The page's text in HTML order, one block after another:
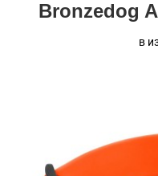
Bronzedog
в